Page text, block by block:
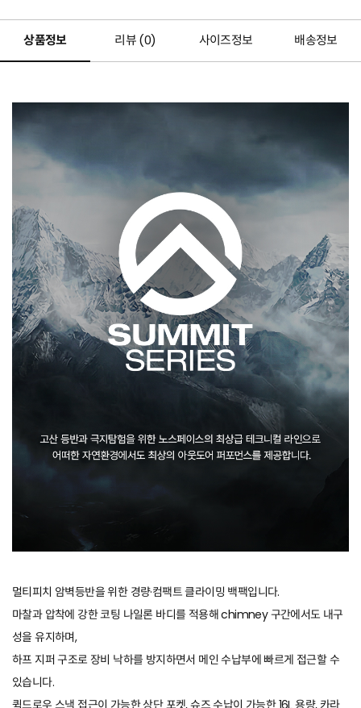
상품정보 리뷰 (0) 사이즈정보 배송정보
멀티피치 암벽등반을 위한 경량·컴팩트 클라이밍 백팩입니다.
마찰과 압착에 강한 코팅 나일론 바디를 적용해 chimney 구간에서도 내구
성을 유지하며,
하프 지퍼 구조로 장비 낙하를 방지하면서 메인 수납부에 빠르게 접근할 수
있습니다.